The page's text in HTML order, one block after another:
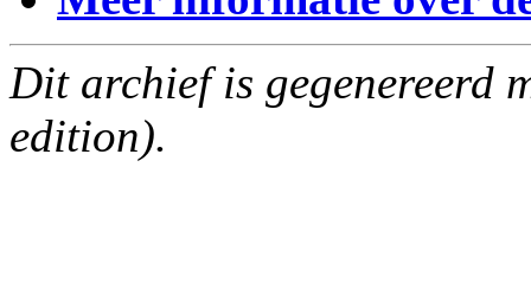
Dit archief is gegenereerd
edition).